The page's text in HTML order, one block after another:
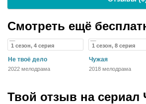
Смотреть ещё
1 сезон, 4 серия
Не твоё дело
2022 мелодрама
1 сезон, 8 серия
Чужая
2018 мелодрама
Твой отзыв на сериал